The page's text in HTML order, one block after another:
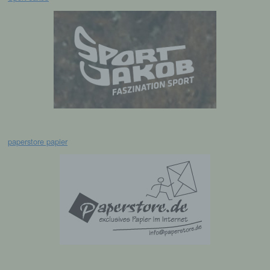
paperstore papier
darin besteht, dass diese
personenbezogenen Daten verwendet
werden, um bestimmte persönliche Aspekte,
die sich auf eine natürliche Person beziehen,
zu bewerten, insbesondere, um Aspekte
bezüglich Arbeitsleistung, wirtschaftlicher
Lage, Gesundheit, persönlicher Vorlieben,
Interessen, Zuverlässigkeit, Verhalten,
Pseudonymisierung ist die Verarbeitung
personenbezogener Daten in einer Weise,
auf welche die personenbezogenen Daten
ohne Hinzuziehung zusätzlicher
Informationen nicht mehr einer spezifischen